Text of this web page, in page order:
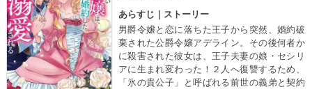
あらすじ｜ストーリー
男爵令嬢と恋に落ちた王子から突然、婚約破
棄された公爵令嬢アデライン。その後何者か
に殺害された彼女は、王子夫妻の娘・セシリ
アに生まれ変わった！２人へ復讐するため、
「氷の貴公子」と呼ばれる前世の義弟と契約